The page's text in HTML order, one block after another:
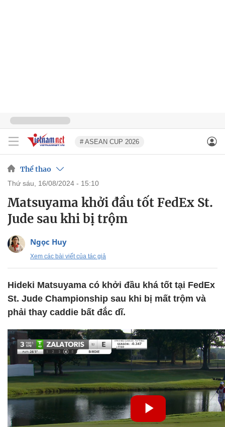
# ASEAN CUP 2026
Thể thao
thứ sáu, 16/08/2024 - 15:10
Matsuyama khởi đầu tốt FedEx St.
Jude sau khi bị trộm
Ngọc Huy
Xem các bài viết của tác giả
Hideki Matsuyama có khởi đầu khá tốt tại FedEx
St. Jude Championship sau khi bị mất trộm và
phải thay caddie bất đắc dĩ.